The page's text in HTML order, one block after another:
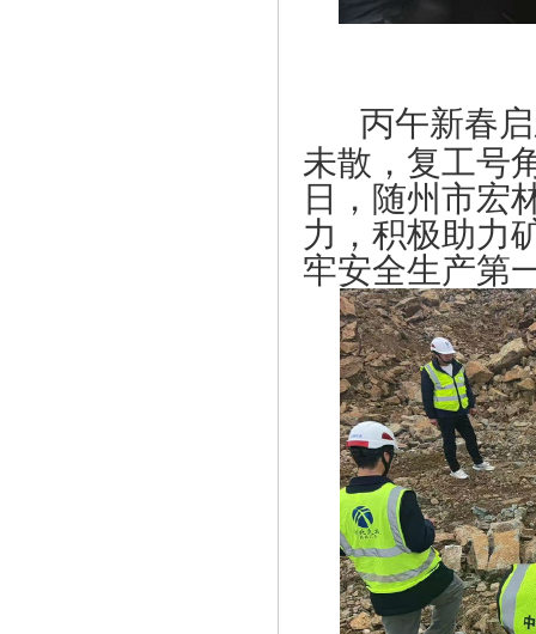
丙午新春
未散，复工号
日，随州市宏
力，积极助力
牢安全生产第